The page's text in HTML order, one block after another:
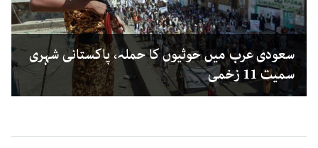
سعودی عرب میں حوثیوں کا حملہ، پاکستانی شہری
سمیت 11 زخمی